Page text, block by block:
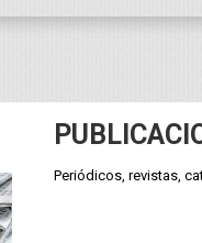
Periódicos, revistas,